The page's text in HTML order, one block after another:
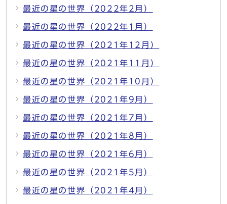
最近の星の世界（2022年2月）
最近の星の世界（2022年1月）
最近の星の世界（2021年12月）
最近の星の世界（2021年11月）
最近の星の世界（2021年10月）
最近の星の世界（2021年9月）
最近の星の世界（2021年7月）
最近の星の世界（2021年8月）
最近の星の世界（2021年6月）
最近の星の世界（2021年5月）
最近の星の世界（2021年4月）